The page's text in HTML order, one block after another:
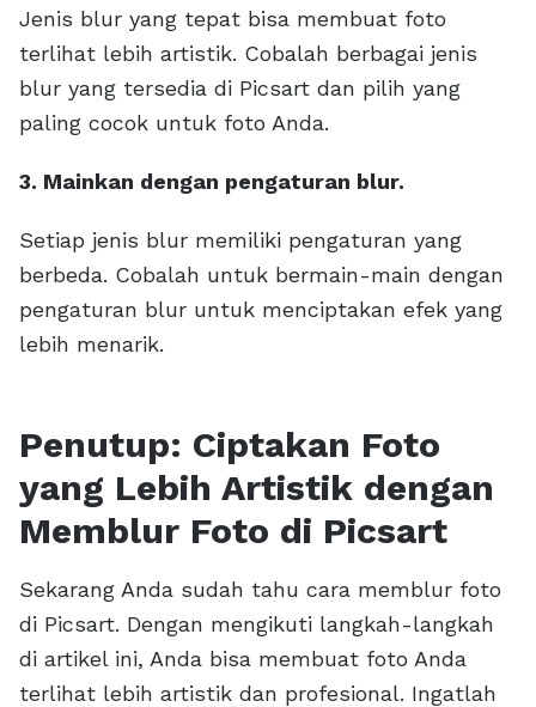
Jenis blur yang tepat bisa membuat foto
terlihat lebih artistik. Cobalah berbagai jenis
blur yang tersedia di Picsart dan pilih yang
paling cocok untuk foto Anda.
3. Mainkan dengan pengaturan blur.
Setiap jenis blur memiliki pengaturan yang
berbeda. Cobalah untuk bermain-main dengan
pengaturan blur untuk menciptakan efek yang
lebih menarik.
Penutup: Ciptakan Foto
yang Lebih Artistik dengan
Memblur Foto di Picsart
Sekarang Anda sudah tahu cara memblur foto
di Picsart. Dengan mengikuti langkah-langkah
di artikel ini, Anda bisa membuat foto Anda
terlihat lebih artistik dan profesional. Ingatlah